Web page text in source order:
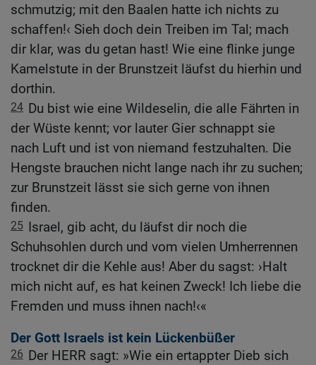
schmutzig; mit den Baalen hatte ich nichts zu
schaffen!‹ Sieh doch dein Treiben im Tal; mach
dir klar, was du getan hast! Wie eine flinke junge
Kamelstute in der Brunstzeit läufst du hierhin und
dorthin.
24 Du bist wie eine Wildeselin, die alle Fährten in
der Wüste kennt; vor lauter Gier schnappt sie
nach Luft und ist von niemand festzuhalten. Die
Hengste brauchen nicht lange nach ihr zu suchen;
zur Brunstzeit lässt sie sich gerne von ihnen
finden.
25 Israel, gib acht, du läufst dir noch die
Schuhsohlen durch und vom vielen Umherrennen
trocknet dir die Kehle aus! Aber du sagst: ›Halt
mich nicht auf, es hat keinen Zweck! Ich liebe die
Fremden und muss ihnen nach!‹«
Der Gott Israels ist kein Lückenbüßer
26 Der HERR sagt: »Wie ein ertappter Dieb sich